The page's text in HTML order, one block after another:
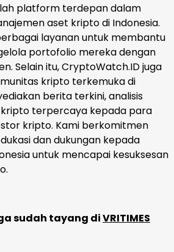
platform terdepan dalam
aset kripto di Indonesia.
layanan untuk membantu
portofolio mereka dengan
Selain itu, CryptoWatch.ID juga
kripto terkemuka di
berita terkini, analisis
terpercaya kepada para
kripto. Kami berkomitmen
dan dukungan kepada
untuk mencapai kesuksesan
sudah tayang diVRITIMES